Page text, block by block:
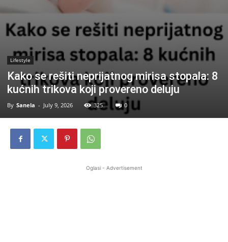
Lifestyle
Kako se rešiti neprijatnog mirisa stopala: 8
kućnih trikova koji provereno deluju
By Sanela - July 9, 2026 325 0
Oglasi - Advertisement